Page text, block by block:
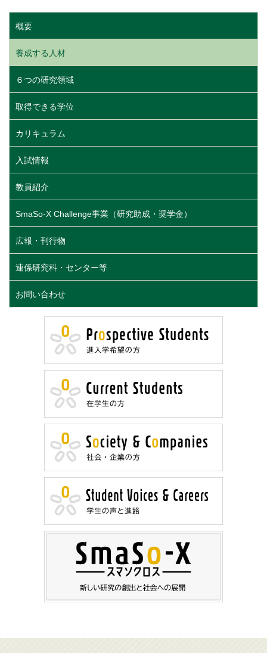
概要
養成する人材
６つの研究領域
取得できる学位
カリキュラム
入試情報
教員紹介
SmaSo-X Challenge事業（研究助成・奨学金）
広報・刊行物
連係研究科・センター等
お問い合わせ